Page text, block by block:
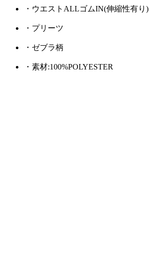
・ウエストALLゴムIN(伸縮性有り)
・プリーツ
・ゼブラ柄
・素材:100%POLYESTER